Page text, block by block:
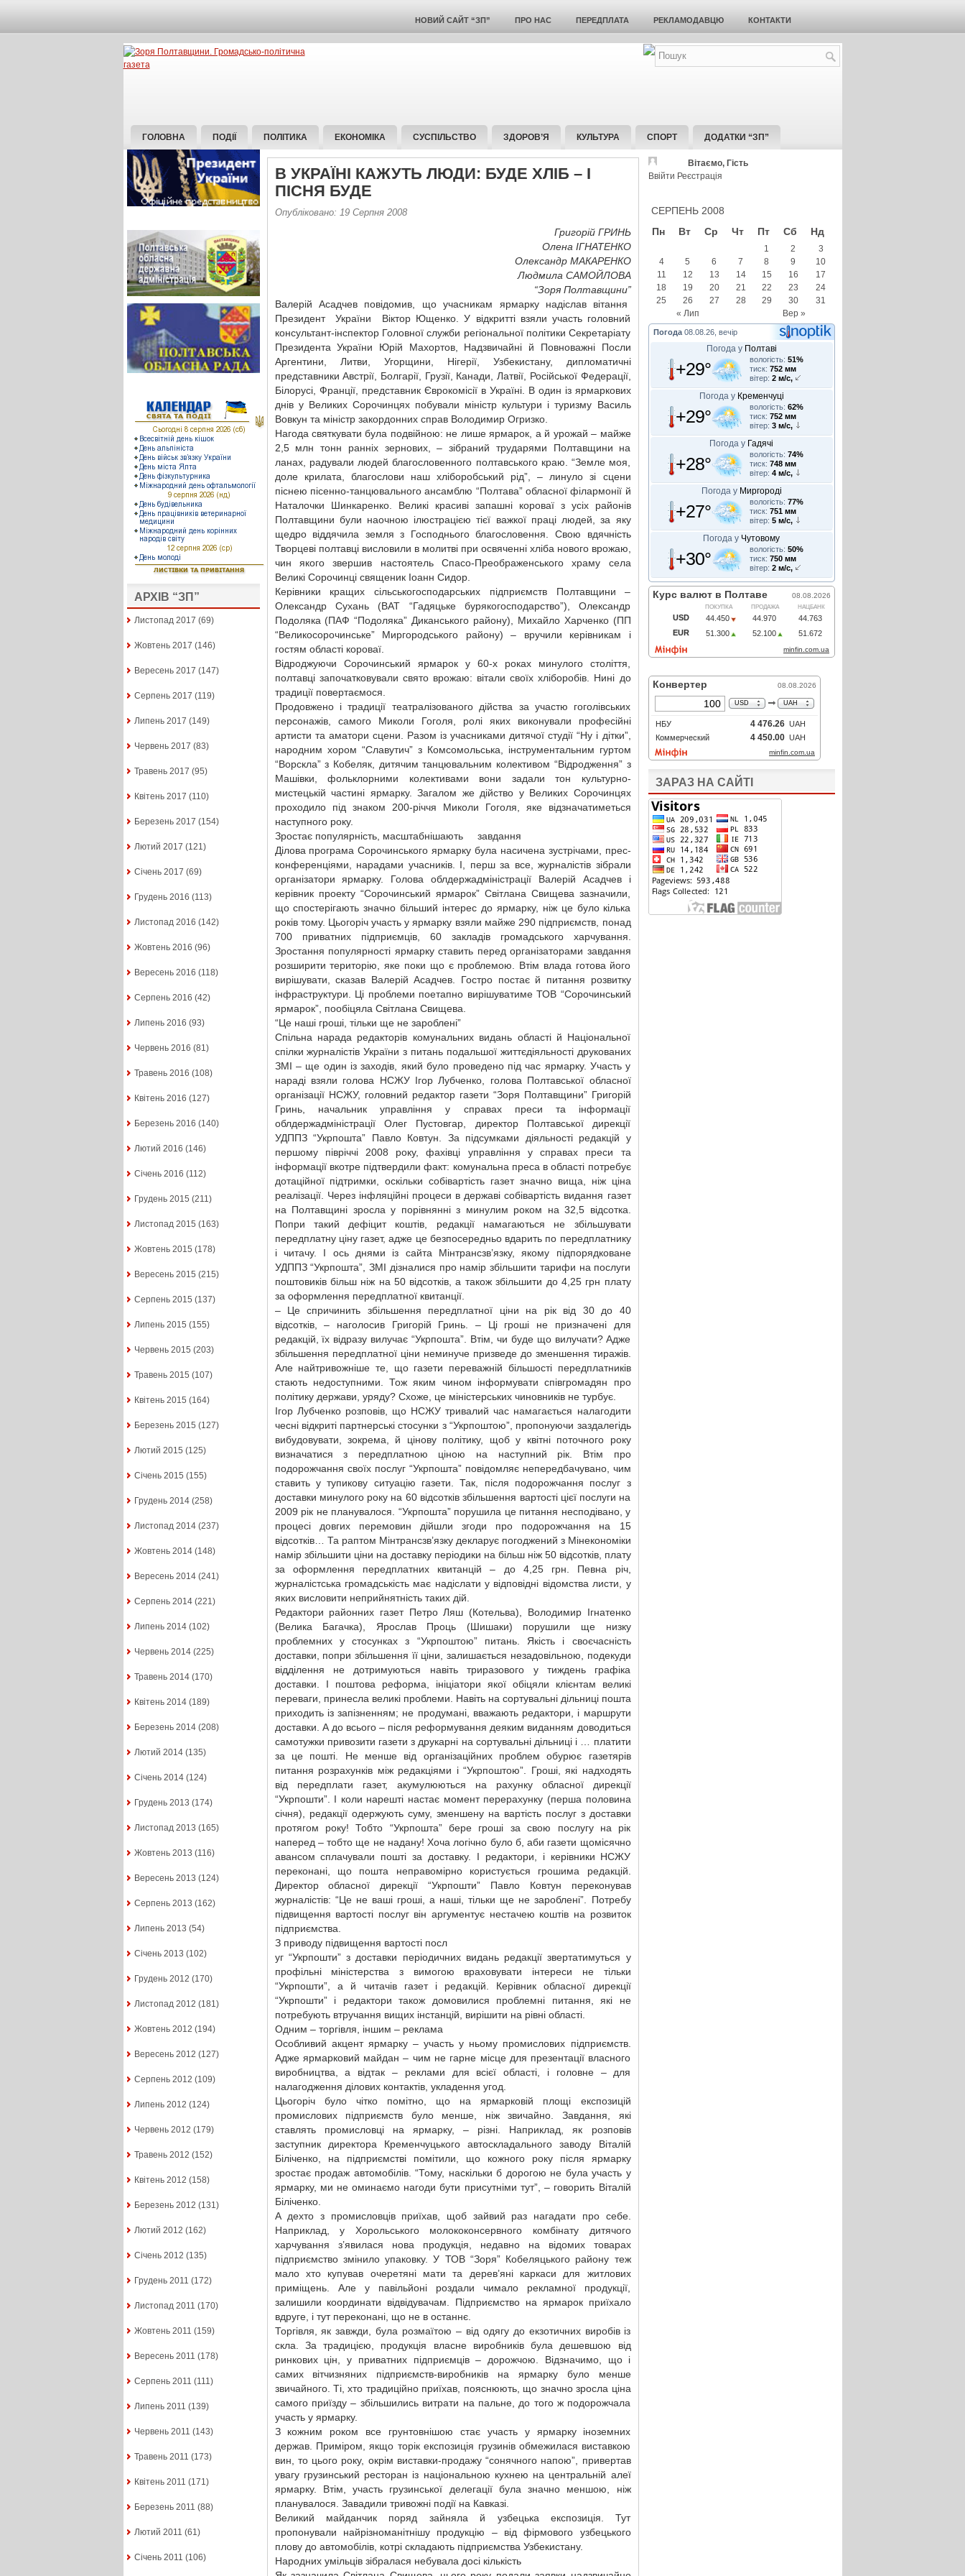
НОВИЙ САЙТ “ЗП” ПРО НАС ПЕРЕДПЛАТА РЕКЛАМОДАВЦЮ КОНТАКТИ
ГОЛОВНА ПОДІЇ ПОЛІТИКА ЕКОНОМІКА СУСПІЛЬСТВО ЗДОРОВ’Я КУЛЬТУРА СПОРТ ДОДАТКИ “ЗП”
АРХІВ “ЗП”
Листопад 2017 (69)
Жовтень 2017 (146)
Вересень 2017 (147)
Серпень 2017 (119)
Липень 2017 (149)
Червень 2017 (83)
Травень 2017 (95)
Квітень 2017 (110)
Березень 2017 (154)
Лютий 2017 (121)
Січень 2017 (69)
Грудень 2016 (113)
Листопад 2016 (142)
Жовтень 2016 (96)
Вересень 2016 (118)
Серпень 2016 (42)
Липень 2016 (93)
Червень 2016 (81)
Травень 2016 (108)
Квітень 2016 (127)
Березень 2016 (140)
Лютий 2016 (146)
Січень 2016 (112)
Грудень 2015 (211)
Листопад 2015 (163)
Жовтень 2015 (178)
Вересень 2015 (215)
Серпень 2015 (137)
Липень 2015 (155)
Червень 2015 (203)
Травень 2015 (107)
Квітень 2015 (164)
Березень 2015 (127)
Лютий 2015 (125)
Січень 2015 (155)
Грудень 2014(258)
Листопад 2014(237)
Жовтень 2014(148)
Вересень 2014(241)
Серпень 2014(221)
Липень 2014(102)
Червень 2014(225)
Травень 2014(170)
Квітень 2014(189)
Березень 2014(208)
Лютий 2014(135)
Січень 2014(124)
Грудень 2013 (174)
Листопад 2013 (165)
Жовтень 2013 (116)
Вересень 2013 (124)
Серпень 2013 (162)
Липень 2013 (54)
Січень 2013 (102)
Грудень 2012 (170)
Листопад 2012 (181)
Жовтень 2012 (194)
Вересень 2012 (127)
Серпень 2012 (109)
Липень 2012 (124)
Червень 2012 (179)
Травень 2012 (152)
Квітень 2012 (158)
Березень 2012 (131)
Лютий 2012 (162)
Січень 2012 (135)
Грудень 2011 (172)
Листопад 2011 (170)
Жовтень 2011 (159)
Вересень 2011 (178)
Серпень 2011 (111)
Липень 2011 (139)
Червень 2011 (143)
Травень 2011 (173)
Квітень 2011 (171)
Березень 2011 (88)
Лютий 2011 (61)
Січень 2011 (106)
В УКРАЇНІ КАЖУТЬ ЛЮДИ: БУДЕ ХЛІБ – І
ПІСНЯ БУДЕ
Опубліковано: 19 Серпня 2008
Григорій ГРИНЬ
Олена ІГНАТЕНКО
Олександр МАКАРЕНКО
Людмила САМОЙЛОВА
“Зоря Полтавщини”
Валерій Асадчев повідомив, що учасникам ярмарку надіслав вітання
Президент України Віктор Ющенко. У відкритті взяли участь головний
консультант-інспектор Головної служби регіональної політики Секретаріату
Президента України Юрій Махортов, Надзвичайні й Повноважні Посли
Аргентини, Литви, Угорщини, Нігерії, Узбекистану, дипломатичні
представники Австрії, Болгарії, Грузії, Канади, Латвії, Російської Федерації,
Білорусі, Франції, представник Єврокомісії в Україні. В один із ярмаркових
днів у Великих Сорочинцях побували міністр культури і туризму Василь
Вовкун та міністр закордонних справ Володимир Огризко.
Нагода святкувати була подвійною: не лише ярмарок, а й урожай – майже
2,5 млн тонн ранніх зернових, – зібраний трударями Полтавщини на
ланах, радували людей благословенного полтавського краю. “Земле моя,
доле крилата, благослови наш хліборобський рід”, – линуло зі сцени
піснею пісенно-танцювального ансамблю “Полтава” обласної філармонії й
Наталочки Шинкаренко. Великі красиві запашні короваї з усіх районів
Полтавщини були наочною ілюстрацією тієї важкої праці людей, за яку
щедро віддячила земля з Господнього благословення. Свою вдячність
Творцеві полтавці висловили в молитві при освяченні хліба нового врожаю,
чин якого звершив настоятель Спасо-Преображенського храму села
Великі Сорочинці священик Іоанн Сидор.
Керівники кращих сільськогосподарських підприємств Полтавщини –
Олександр Сухань (ВАТ “Гадяцьке бурякогосподарство”), Олександр
Подоляка (ПАФ “Подоляка” Диканського району), Михайло Харченко (ПП
“Великосорочинське” Миргородського району) – вручили керівникам і
гостям області короваї.
Відроджуючи Сорочинський ярмарок у 60-х роках минулого століття,
полтавці започатковували свято врожаю: вітали своїх хліборобів. Нині до
традиції повертаємося.
Продовжено і традиції театралізованого дійства за участю гоголівських
персонажів, самого Миколи Гоголя, ролі яких виконували професійні
артисти та аматори сцени. Разом із учасниками дитячої студії “Ну і дітки”,
народним хором “Славутич” з Комсомольська, інструментальним гуртом
“Ворскла” з Кобеляк, дитячим танцювальним колективом “Відродження” з
Машівки, фольклорними колективами вони задали тон культурно-
мистецькій частині ярмарку. Загалом же дійство у Великих Сорочинцях
проходило під знаком 200-річчя Миколи Гоголя, яке відзначатиметься
наступного року.
Зростає популярність, масштабнішають завдання
Ділова програма Сорочинського ярмарку була насичена зустрічами, прес-
конференціями, нарадами учасників. І, перш за все, журналістів зібрали
організатори ярмарку. Голова облдержадміністрації Валерій Асадчев і
керівник проекту “Сорочинський ярмарок” Світлана Свищева зазначили,
що спостерігають значно більший інтерес до ярмарку, ніж це було кілька
років тому. Цьогоріч участь у ярмарку взяли майже 290 підприємств, понад
700 приватних підприємців, 60 закладів громадського харчування.
Зростання популярності ярмарку ставить перед організаторами завдання
розширити територію, яке поки що є проблемою. Втім влада готова його
вирішувати, сказав Валерій Асадчев. Гостро постає й питання розвитку
інфраструктури. Ці проблеми поетапно вирішуватиме ТОВ “Сорочинський
ярмарок”, пообіцяла Світлана Свищева.
“Це наші гроші, тільки ще не зароблені”
Спільна нарада редакторів комунальних видань області й Національної
спілки журналістів України з питань подальшої життєдіяльності друкованих
ЗМІ – ще один із заходів, який було проведено під час ярмарку. Участь у
нараді взяли голова НСЖУ Ігор Лубченко, голова Полтавської обласної
організації НСЖУ, головний редактор газети “Зоря Полтавщини” Григорій
Гринь, начальник управління у справах преси та інформації
облдержадміністрації Олег Пустовгар, директор Полтавської дирекції
УДППЗ “Укрпошта” Павло Ковтун. За підсумками діяльності редакцій у
першому півріччі 2008 року, фахівці управління у справах преси та
інформації вкотре підтвердили факт: комунальна преса в області потребує
дотаційної підтримки, оскільки собівартість газет значно вища, ніж ціна
реалізації. Через інфляційні процеси в державі собівартість видання газет
на Полтавщині зросла у порівнянні з минулим роком на 32,5 відсотка.
Попри такий дефіцит коштів, редакції намагаються не збільшувати
передплатну ціну газет, адже це безпосередньо вдарить по передплатнику
і читачу. І ось днями із сайта Мінтрансзв’язку, якому підпорядковане
УДППЗ “Укрпошта”, ЗМІ дізналися про намір збільшити тарифи на послуги
поштовиків більш ніж на 50 відсотків, а також збільшити до 4,25 грн плату
за оформлення передплатної квитанції.
– Це спричинить збільшення передплатної ціни на рік від 30 до 40
відсотків, – наголосив Григорій Гринь. – Ці гроші не призначені для
редакцій, їх відразу вилучає “Укрпошта”. Втім, чи буде що вилучати? Адже
збільшення передплатної ціни неминуче призведе до зменшення тиражів.
Але найтривожніше те, що газети переважній більшості передплатників
стають недоступними. Тож яким чином інформувати співгромадян про
політику держави, уряду? Схоже, це міністерських чиновників не турбує.
Ігор Лубченко розповів, що НСЖУ тривалий час намагається налагодити
чесні відкриті партнерські стосунки з “Укрпоштою”, пропонуючи заздалегідь
вибудовувати, зокрема, й цінову політику, щоб у квітні поточного року
визначатися з передплатною ціною на наступний рік. Втім про
подорожчання своїх послуг “Укрпошта” повідомляє непередбачувано, чим
ставить у тупикову ситуацію газети. Так, після подорожчання послуг з
доставки минулого року на 60 відсотків збільшення вартості цієї послуги на
2009 рік не планувалося. “Укрпошта” порушила це питання несподівано, у
процесі довгих перемовин дійшли згоди про подорожчання на 15
відсотків… Та раптом Мінтрансзв’язку декларує погоджений з Мінекономіки
намір збільшити ціни на доставку періодики на більш ніж 50 відсотків, плату
за оформлення передплатних квитанцій – до 4,25 грн. Певна річ,
журналістська громадськість має надіслати у відповідні відомства листи, у
яких висловити неприйнятність таких дій.
Редактори районних газет Петро Ляш (Котельва), Володимир Ігнатенко
(Велика Багачка), Ярослав Проць (Шишаки) порушили ще низку
проблемних у стосунках з “Укрпоштою” питань. Якість і своєчасність
доставки, попри збільшення її ціни, залишається незадовільною, подекуди
відділення не дотримуються навіть триразового у тиждень графіка
доставки. І поштова реформа, ініціатори якої обіцяли клієнтам великі
переваги, принесла великі проблеми. Навіть на сортувальні дільниці пошта
приходить із запізненням; не продумані, вважають редактори, і маршрути
доставки. А до всього – після реформування деяким виданням доводиться
самотужки привозити газети з друкарні на сортувальні дільниці і … платити
за це пошті. Не менше від організаційних проблем обурює газетярів
питання розрахунків між редакціями і “Укрпоштою”. Гроші, які надходять
від передплати газет, акумулюються на рахунку обласної дирекції
“Укрпошти”. І коли нарешті настає момент перерахунку (перша половина
січня), редакції одержують суму, зменшену на вартість послуг з доставки
протягом року! Тобто “Укрпошта” бере гроші за свою послугу на рік
наперед – тобто ще не надану! Хоча логічно було б, аби газети щомісячно
авансом сплачували пошті за доставку. І редактори, і керівники НСЖУ
переконані, що пошта неправомірно користується грошима редакцій.
Директор обласної дирекції “Укрпошти” Павло Ковтун переконував
журналістів: “Це не ваші гроші, а наші, тільки ще не зароблені”. Потребу
підвищення вартості послуг він аргументує нестачею коштів на розвиток
підприємства.
З приводу підвищення вартості посл
уг “Укрпошти” з доставки періодичних видань редакції звертатимуться у
профільні міністерства з вимогою враховувати інтереси не тільки
“Укрпошти”, а й читачів газет і редакцій. Керівник обласної дирекції
“Укрпошти” і редактори також домовилися проблемні питання, які не
потребують втручання вищих інстанцій, вирішити на рівні області.
Одним – торгівля, іншим – реклама
Особливий акцент ярмарку – участь у ньому промислових підприємств.
Адже ярмарковий майдан – чим не гарне місце для презентації власного
виробництва, а відтак – реклами для всієї області, і головне – для
налагодження ділових контактів, укладення угод.
Цьогоріч було чітко помітно, що на ярмарковій площі експозицій
промислових підприємств було менше, ніж звичайно. Завдання, які
ставлять промисловці на ярмарку, – різні. Наприклад, як розповів
заступник директора Кременчуцького автоскладального заводу Віталій
Біліченко, на підприємстві помітили, що кожного року після ярмарку
зростає продаж автомобілів. “Тому, наскільки б дорогою не була участь у
ярмарку, ми не оминаємо нагоди бути присутніми тут”, – говорить Віталій
Біліченко.
А дехто з промисловців приїхав, щоб зайвий раз нагадати про себе.
Наприклад, у Хорольського молококонсервного комбінату дитячого
харчування з’явилася нова продукція, недавно на відомих товарах
підприємство змінило упаковку. У ТОВ “Зоря” Кобеляцького району теж
мало хто купував очеретяні мати та дерев’яні каркаси для житлових
приміщень. Але у павільйоні роздали чимало рекламної продукції,
залишили координати відвідувачам. Підприємство на ярмарок приїхало
вдруге, і тут переконані, що не в останнє.
Торгівля, як завжди, була розмаїтою – від одягу до екзотичних виробів із
скла. За традицією, продукція власне виробників була дешевшою від
ринкових цін, у приватних підприємців – дорожчою. Відзначимо, що і
самих вітчизняних підприємств-виробників на ярмарку було менше
звичайного. Ті, хто традиційно приїхав, пояснюють, що значно зросла ціна
самого приїзду – збільшились витрати на пальне, до того ж подорожчала
участь у ярмарку.
З кожним роком все грунтовнішою стає участь у ярмарку іноземних
держав. Приміром, якщо торік експозиція грузинів обмежилася виставкою
вин, то цього року, окрім виставки-продажу “сонячного напою”, привертав
увагу грузинський ресторан із національною кухнею на центральній алеї
ярмарку. Втім, участь грузинської делегації була значно меншою, ніж
планувалося. Завадили тривожні події на Кавказі.
Великий майданчик поряд зайняла й узбецька експозиція. Тут
пропонували найрізноманітнішу продукцію – від фірмового узбецького
плову до автомобілів, котрі складають підприємства Узбекистану.
Народних умільців зібралася небувала досі кількість
Вітаємо, Гість
Ввійти Реєстрація
СЕРПЕНЬ 2008
Пн
Вт Ср Чт Пт Сб Нд
« Лип Вер »
1 2
3
4
5 6 7 8 9
10
11
12 13 14 15 16
17
18
19 20 21 22 23
24
25
26 27 28 29 30 31
Погода 08.08.26, вечір
Погода у Полтаві
+29° вологість: 51%
тиск: 752 мм
вітер: 2 м/с,
Погода у Кременчуці
+29° вологість: 62%
тиск: 752 мм
вітер: 3 м/с,
Погода у Гадячі
+28° вологість: 74%
тиск: 748 мм
вітер: 4 м/с,
Погода у Миргороді
+27° вологість: 77%
тиск: 751 мм
вітер: 5 м/с,
Погода у Чутовому
+30° вологість: 50%
тиск: 750 мм
вітер: 2 м/с,
ЗАРАЗ НА САЙТІ